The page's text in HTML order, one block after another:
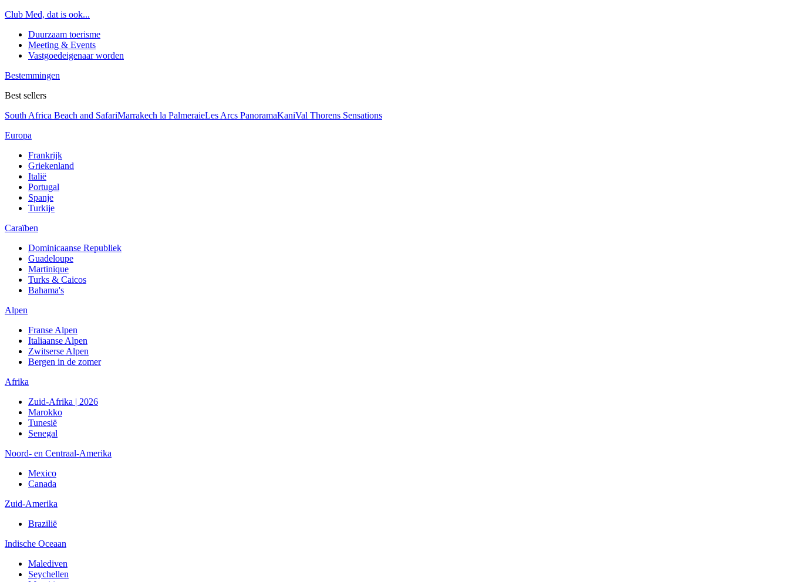
Club Med, dat is ook...
Duurzaam toerisme
Meeting & Events
Vastgoedeigenaar worden
Bestemmingen
Best sellers
South Africa Beach and SafariMarrakech la PalmeraieLes Arcs PanoramaKaniVal Thorens Sensations
Europa
Frankrijk
Griekenland
Italië
Portugal
Spanje
Turkije
Caraïben
Dominicaanse Republiek
Guadeloupe
Martinique
Turks & Caicos
Bahama's
Alpen
Franse Alpen
Italiaanse Alpen
Zwitserse Alpen
Bergen in de zomer
Afrika
Zuid-Afrika | 2026
Marokko
Tunesië
Senegal
Noord- en Centraal-Amerika
Mexico
Canada
Zuid-Amerika
Brazilië
Indische Oceaan
Malediven
Seychellen